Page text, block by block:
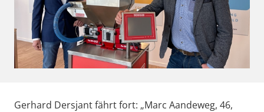
Gerhard Dersjant fährt fort: „Marc Aandeweg, 46,